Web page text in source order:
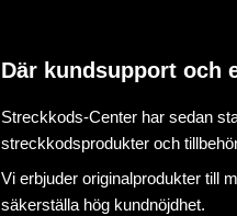
Där kundsupport och
Streckkods-Center har sedan
streckkodsprodukter och
Vi erbjuder originalprodukter till
säkerställa hög kundnöjdhet.